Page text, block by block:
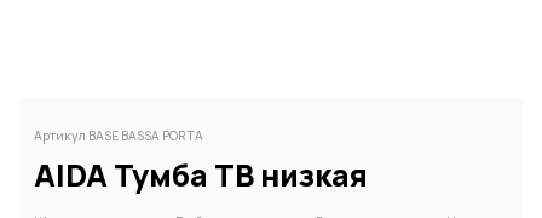
Артикул BASE BASSA PORTA
AIDA Тумба ТВ низкая